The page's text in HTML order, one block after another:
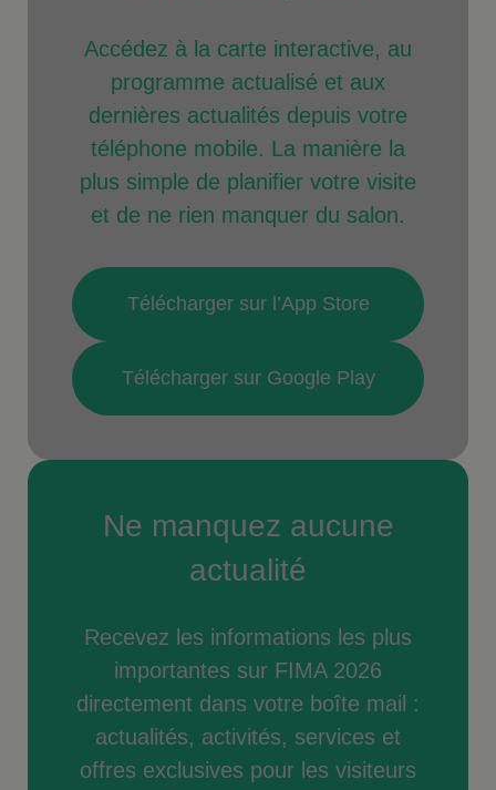
Accédez à la carte interactive, au
programme actualisé et aux
dernières actualités depuis votre
téléphone mobile. La manière la
plus simple de planifier votre visite
et de ne rien manquer du salon.
Télécharger sur l’App Store
Télécharger sur Google Play
Ne manquez aucune
actualité
Recevez les informations les plus
importantes sur FIMA 2026
directement dans votre boîte mail :
actualités, activités, services et
offres exclusives pour les visiteurs